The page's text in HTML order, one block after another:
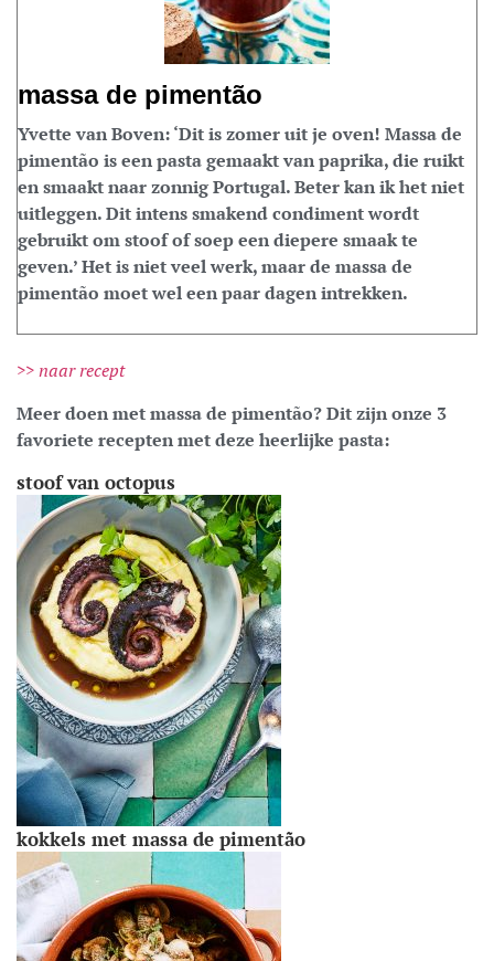
massa de pimentão
Yvette van Boven: ‘Dit is zomer uit je oven! Massa de
pimentão is een pasta gemaakt van paprika, die ruikt
en smaakt naar zonnig Portugal. Beter kan ik het niet
uitleggen. Dit intens smakend condiment wordt
gebruikt om stoof of soep een diepere smaak te
geven.’ Het is niet veel werk, maar de massa de
pimentão moet wel een paar dagen intrekken.
>> naar recept
Meer doen met massa de pimentão? Dit zijn onze 3
favoriete recepten met deze heerlijke pasta:
stoof van octopus
kokkels met massa de pimentão